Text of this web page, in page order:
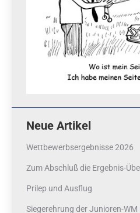
Neue Artikel
Wettbewerbsergebnisse 2026
Zum Abschluß die Ergebnis-
Prilep und Ausflug
Siegerehrung der Junioren-WM